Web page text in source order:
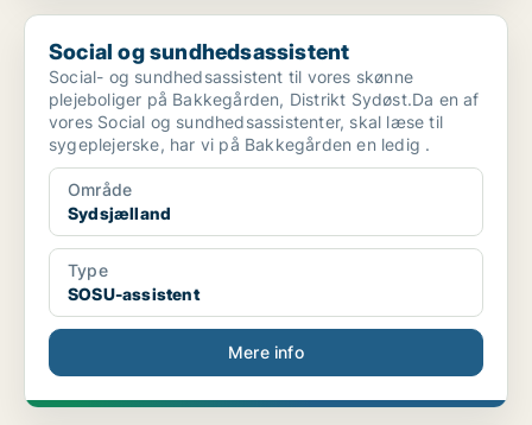
Social og sundhedsassistent
Social og sundhedsassistent
Social- og sundhedsassistent til vores skønne
plejeboliger på Bakkegården, Distrikt Sydøst.Da en af
vores Social og sundhedsassistenter, skal læse til
sygeplejerske, har vi på Bakkegården en ledig .
Område
Sydsjælland
Type
SOSU-assistent
Mere info